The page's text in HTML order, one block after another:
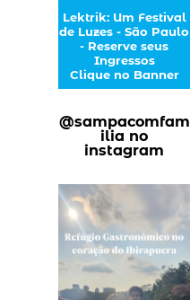
Lektrik: Um Festival
de Luzes - São Paulo
- Reserve seus
Ingressos
Clique no Banner
@sampacomfam
ilia no
instagram